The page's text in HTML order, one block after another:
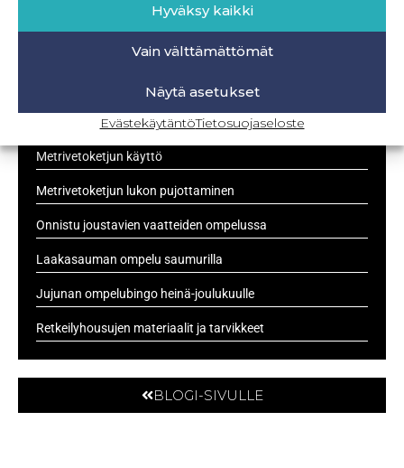
Hyväksy kaikki
Vain välttämättömät
Näytä asetukset
EvästekäytäntöTietosuojaseloste
UUSIMMAT
Kulmikas pussukka kaava Särmä
Bokserikuminauhan ompelu
Metrivetoketjun käyttö
Metrivetoketjun lukon pujottaminen
Onnistu joustavien vaatteiden ompelussa
Laakasauman ompelu saumurilla
Jujunan ompelubingo heinä-joulukuulle
Retkeilyhousujen materiaalit ja tarvikkeet
BLOGI-SIVULLE